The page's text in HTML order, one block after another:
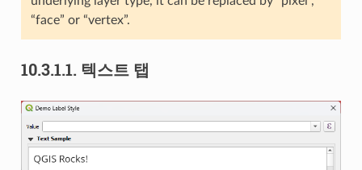
“face” or “vertex”.
10.3.1.1. 텍스트 탭